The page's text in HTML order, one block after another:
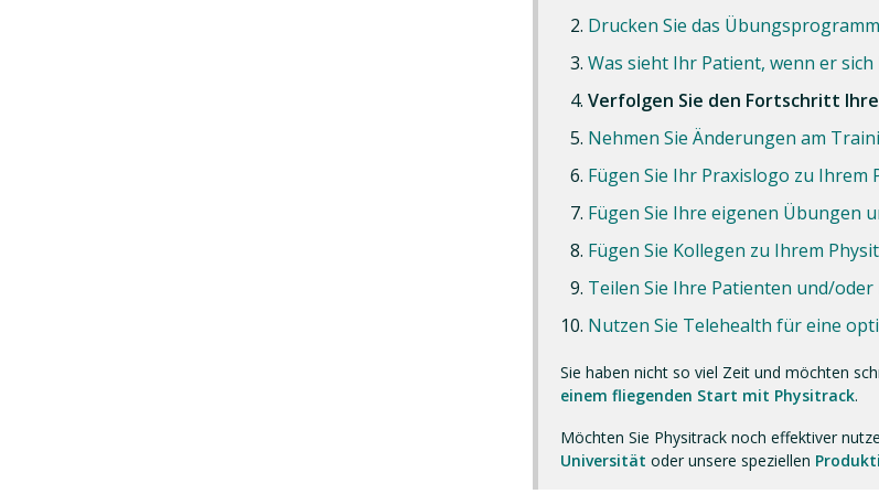
Drucken Sie das Übungsprogramm
Was sieht Ihr Patient, wenn er
Verfolgen Sie den Fortschritt
Nehmen Sie Änderungen am
Fügen Sie Ihr Praxislogo zu Ihrem
Fügen Sie Ihre eigenen Übungen
Fügen Sie Kollegen zu Ihrem
Teilen Sie Ihre Patienten und/
Nutzen Sie Telehealth für eine
Sie haben nicht so viel Zeit und möchten
einem fliegenden Start mit Physitrack.
Möchten Sie Physitrack noch effektiver
Universität oder unsere speziellen